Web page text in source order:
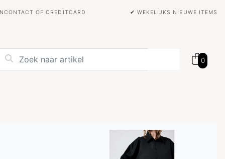
OF CREDITCARD ✔ WEKELIJKS NIEUWE ITEMS
0